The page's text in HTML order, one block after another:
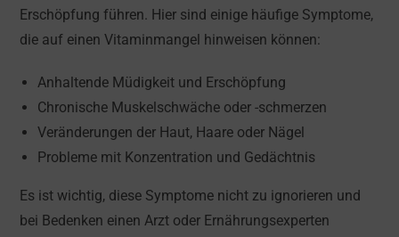
Erschöpfung führen. Hier sind einige häufige Symptome,
die auf einen Vitaminmangel hinweisen können:
Anhaltende Müdigkeit und Erschöpfung
Chronische Muskelschwäche oder -schmerzen
Veränderungen der Haut, Haare oder Nägel
Probleme mit Konzentration und Gedächtnis
Es ist wichtig, diese Symptome nicht zu ignorieren und
bei Bedenken einen Arzt oder Ernährungsexperten